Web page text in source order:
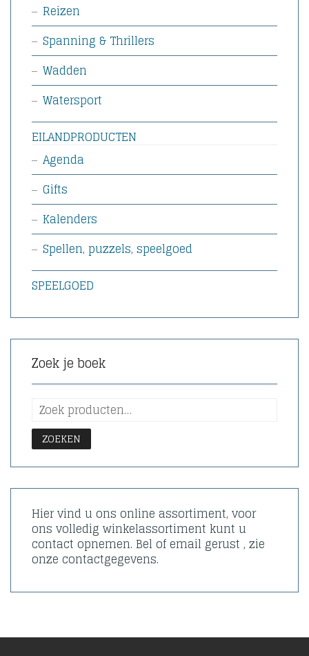
Reizen
Spanning & Thrillers
Wadden
Watersport
EILANDPRODUCTEN
Agenda
Gifts
Kalenders
Spellen, puzzels, speelgoed
SPEELGOED
Zoek je boek
ZOEKEN
Hier vind u ons online assortiment, voor
ons volledig winkelassortiment kunt u
contact opnemen. Bel of email gerust , zie
onze contactgegevens.